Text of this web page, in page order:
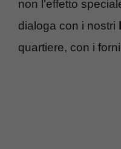
non l’effetto
dialoga con i nostri
quartiere, con i